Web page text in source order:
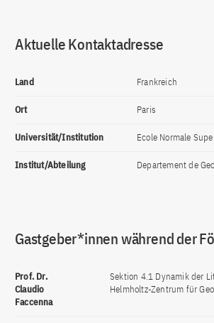
Aktuelle Kontaktadresse
Land Frankreich
Ort Paris
Universität/Institution Ecole Normale
Institut/Abteilung Departement de
Gastgeber*innen während der
Prof. Dr.
Claudio
Faccenna
Sektion 4.1 Dynamik der
Helmholtz-Zentrum für